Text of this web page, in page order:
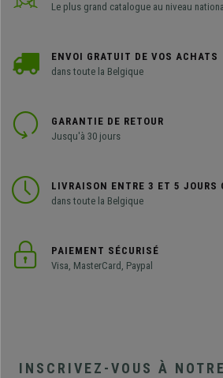
Le plus grand catalogue au niveau national
ENVOI GRATUIT DE VOS ACHATS
dans toute la Belgique
GARANTIE DE RETOUR
Jusqu'à 30 jours
LIVRAISON ENTRE 3 ET 5 JOURS
dans toute la Belgique
PAIEMENT SÉCURISÉ
Visa, MasterCard, Paypal
INSCRIVEZ-VOUS À